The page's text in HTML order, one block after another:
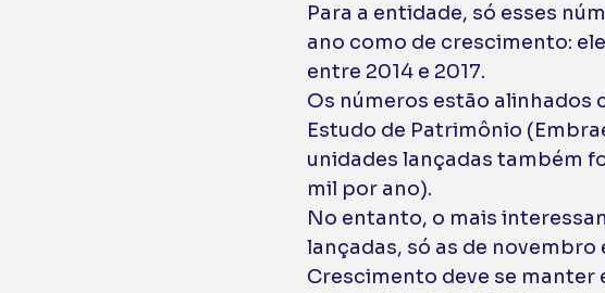
Para a entidade, só esses
ano como de crescimento:
entre 2014 e 2017.
Os números estão alinhados
Estudo de Patrimônio
unidades lançadas também
mil por ano).
No entanto, o mais
lançadas, só as de
Crescimento deve se manter